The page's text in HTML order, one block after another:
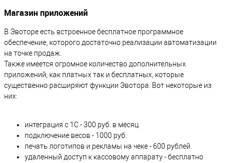
Магазин приложений
В Эвоторе есть встроенное бесплатное программное
обеспечение, которого достаточно реализации автоматизации
на точке продаж.
Также имеется огромное количество дополнительных
приложений, как платных так и бесплатных, которые
существенно расширяют функции Эвотора. Вот некоторые из
них:
интеграция с 1С - 300 руб. в месяц
подключение весов - 1000 руб.
печать логотипов и рекламы на чеке - 600 рублей.
удаленный доступ к кассовому аппарату - бесплатно